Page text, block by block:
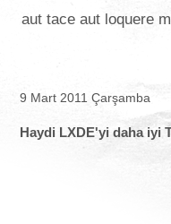
aut tace aut loquere
9 Mart 2011 Çarşamba
Haydi LXDE'yi daha iyi